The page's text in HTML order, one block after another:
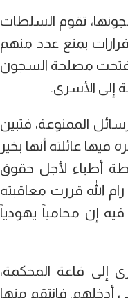
تقوم السلطات
بمنع عدد منهم
السجون ولقاء موكليهم. ومنذ 7 أكتوبر (تشرين الأول) 2023، فتحت مصلحة السجون
الممنوعة، فتبين
عائلته أنها بخير
أطباء لأجل حقوق
الله قررت معاقبته
إن محامياً يهودياً
إلى قاعة المحكمة،
أدخلهم. فانتقم منها